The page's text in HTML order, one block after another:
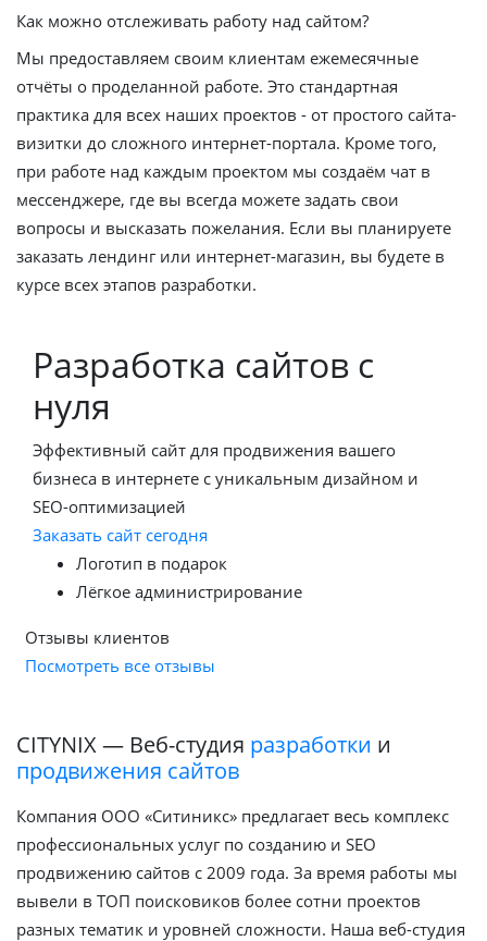
Как можно отслеживать работу над сайтом?
Мы предоставляем своим клиентам ежемесячные
отчёты о проделанной работе. Это стандартная
практика для всех наших проектов - от простого сайта-
визитки до сложного интернет-портала. Кроме того,
при работе над каждым проектом мы создаём чат в
мессенджере, где вы всегда можете задать свои
вопросы и высказать пожелания. Если вы планируете
заказать лендинг или интернет-магазин, вы будете в
курсе всех этапов разработки.
Разработка сайтов с
нуля
Эффективный сайт для продвижения вашего
бизнеса в интернете с уникальным дизайном и
SEO-оптимизацией
Заказать сайт сегодня
Логотип в подарок
Лёгкое администрирование
Отзывы клиентов
Посмотреть все отзывы
CITYNIX — Веб-студия разработки и
продвижения сайтов
Компания ООО «Ситиникс» предлагает весь комплекс
профессиональных услуг по созданию и SEO
продвижению сайтов с 2009 года. За время работы мы
вывели в ТОП поисковиков более сотни проектов
разных тематик и уровней сложности. Наша веб-студия